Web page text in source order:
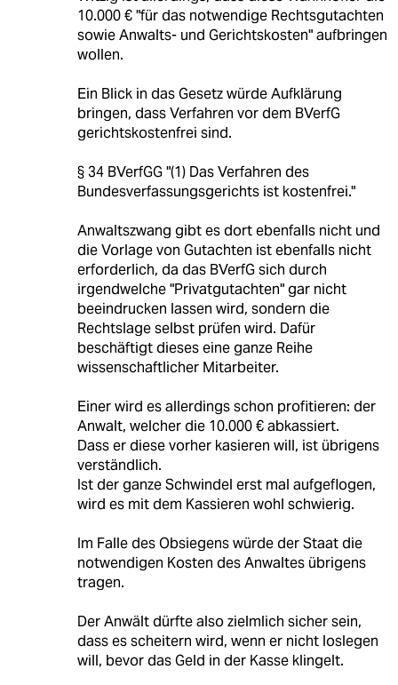
10.000 € "für das notwendige Rechtsgutachten
sowie Anwalts- und Gerichtskosten" aufbringen
wollen.
Ein Blick in das Gesetz würde Aufklärung
bringen, dass Verfahren vor dem BVerfG
gerichtskostenfrei sind.
§ 34 BVerfGG "(1) Das Verfahren des
Bundesverfassungsgerichts ist kostenfrei."
Anwaltszwang gibt es dort ebenfalls nicht und
die Vorlage von Gutachten ist ebenfalls nicht
erforderlich, da das BVerfG sich durch
irgendwelche "Privatgutachten" gar nicht
beeindrucken lassen wird, sondern die
Rechtslage selbst prüfen wird. Dafür
beschäftigt dieses eine ganze Reihe
wissenschaftlicher Mitarbeiter.
Einer wird es allerdings schon profitieren: der
Anwalt, welcher die 10.000 € abkassiert.
Dass er diese vorher kasieren will, ist übrigens
verständlich.
Ist der ganze Schwindel erst mal aufgeflogen,
wird es mit dem Kassieren wohl schwierig.
Im Falle des Obsiegens würde der Staat die
notwendigen Kosten des Anwaltes übrigens
tragen.
Der Anwält dürfte also zielmlich sicher sein,
dass es scheitern wird, wenn er nicht loslegen
will, bevor das Geld in der Kasse klingelt.